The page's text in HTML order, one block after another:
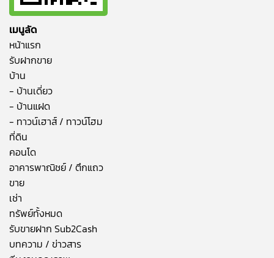
เมนูลัด
หน้าแรก
รับฝากขาย
บ้าน
- บ้านเดี่ยว
- บ้านแฝด
- ทาวน์เฮาส์ / ทาวน์โฮม
ที่ดิน
คอนโด
อาคารพาณิชย์ / ตึกแถว
ขาย
เช่า
ทรัพย์ทั้งหมด
รับขายฝาก Sub2Cash
บทความ / ข่าวสาร